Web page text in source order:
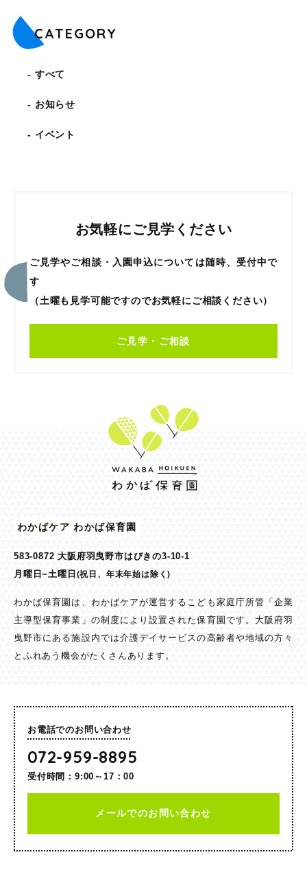
CATEGORY
すべて
お知らせ
イベント
お気軽にご見学ください
ご見学やご相談・入園申込については随時、受付中で
す
（土曜も見学可能ですのでお気軽にご相談ください）
ご見学・ご相談
わかばケア わかば保育園
583-0872 大阪府羽曳野市はびきの3-10-1
月曜日~土曜日(祝日、年末年始は除く)
わかば保育園は、わかばケアが運営するこども家庭庁所管「企業
主導型保育事業」の制度により設置された保育園です。大阪府羽
曳野市にある施設内では介護デイサービスの高齢者や地域の方々
とふれあう機会がたくさんあります。
お電話でのお問い合わせ
072-959-8895
受付時間：9:00～17：00
メールでのお問い合わせ